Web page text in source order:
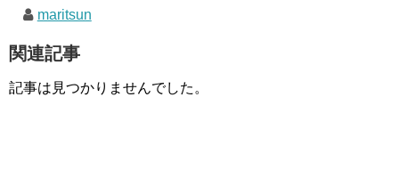
maritsun
関連記事
記事は見つかりませんでした。